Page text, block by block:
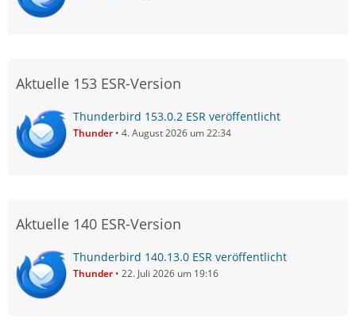
Aktuelle 153 ESR-Version
Thunderbird 153.0.2 ESR veröffentlicht
Thunder 4. August 2026 um 22:34
Aktuelle 140 ESR-Version
Thunderbird 140.13.0 ESR veröffentlicht
Thunder 22. Juli 2026 um 19:16